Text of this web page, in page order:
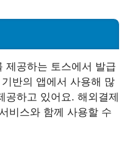
제공하는 토스에서 발급
반의 앱에서 사용해 많
공하고 있어요. 해외결제
비스와 함께 사용할 수